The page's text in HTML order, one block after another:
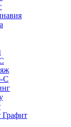
С
Графит